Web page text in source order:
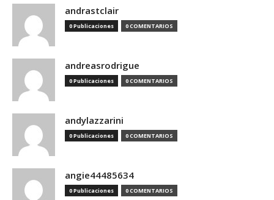
andrastclair
0 Publicaciones 0 COMENTARIOS
andreasrodrigue
0 Publicaciones 0 COMENTARIOS
andylazzarini
0 Publicaciones 0 COMENTARIOS
angie44485634
0 Publicaciones 0 COMENTARIOS